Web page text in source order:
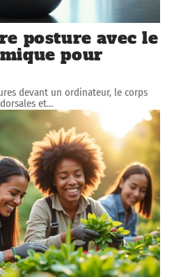
posture avec le
pour
devant un ordinateur, le corps
et…